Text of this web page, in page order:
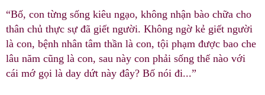
“Bố, con từng sống kiêu ngạo, không nhận bào chữa cho
thân chủ thực sự đã giết người. Không ngờ kẻ giết người
là con, bệnh nhân tâm thần là con, tội phạm được bao che
lâu năm cũng là con, sau này con phải sống thế nào với
cái mớ gọi là day dứt này đây? Bố nói đi...”